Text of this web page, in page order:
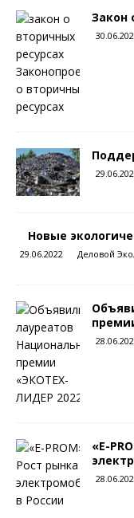
Закон
Новые
29.06.2022 Деловой
«E-